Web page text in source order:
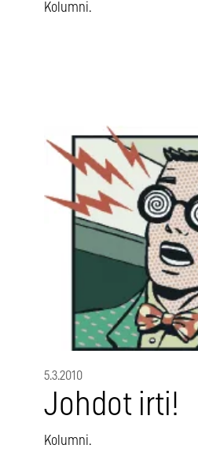
Kolumni.
5.3.2010
Johdot irti!
Kolumni.